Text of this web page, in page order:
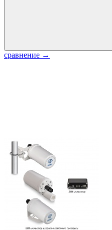
сравнение →